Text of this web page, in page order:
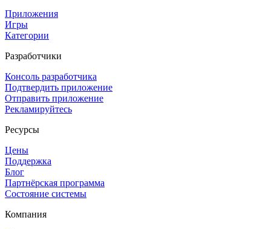
Приложения
Игры
Категории
Разработчики
Консоль разработчика
Подтвердить приложение
Отправить приложение
Рекламируйтесь
Ресурсы
Цены
Поддержка
Блог
Партнёрская программа
Состояние системы
Компания